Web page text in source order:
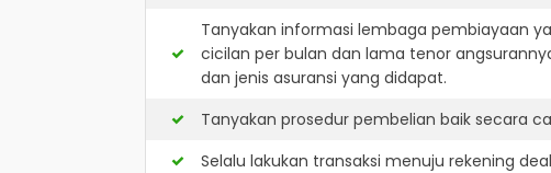
Tanyakan informasi lembaga pembiayaan
cicilan per bulan dan lama tenor
dan jenis asuransi yang didapat.
Tanyakan prosedur pembelian baik secara
Selalu lakukan transaksi menuju rekening